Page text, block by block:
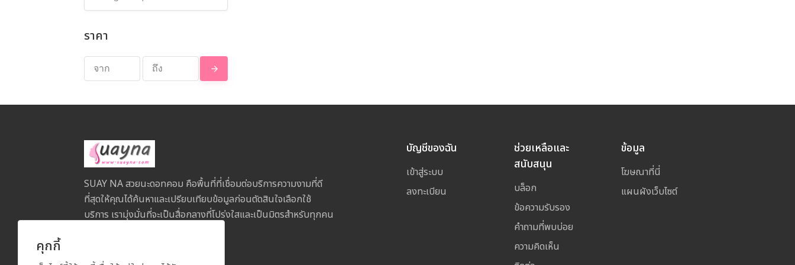
ราคา
SUAY NA สวยนะดอทคอม คือพื้นที่ที่เชื่อมต่อบริการความงามที่ดี
ที่สุดให้คุณได้ค้นหาและเปรียบเทียบข้อมูลก่อนตัดสินใจเลือกใช้
บริการ เรามุ่งมั่นที่จะเป็นสื่อกลางที่โปร่งใสและเป็นมิตรสำหรับทุกคน
บัญชีของฉัน
เข้าสู่ระบบ
ลงทะเบียน
ช่วยเหลือและ
สนับสนุน
บล็อก
ข้อความรับรอง
คำถามที่พบบ่อย
ความคิดเห็น
ข้อมูล
โฆษณาที่นี่
แผนผังเว็บไซต์
คุกกี้